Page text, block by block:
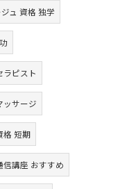
ュ 資格 独学
ラピスト
ッサージ
格 短期
信講座 おすすめ